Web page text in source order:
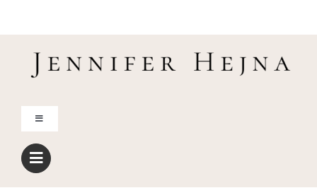
springen
Toggle
Home